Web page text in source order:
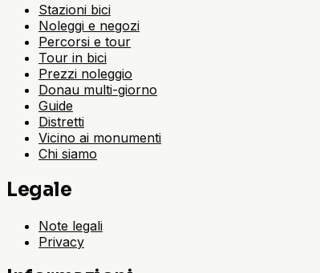
Stazioni bici
Noleggi e negozi
Percorsi e tour
Tour in bici
Prezzi noleggio
Donau multi-giorno
Guide
Distretti
Vicino ai monumenti
Chi siamo
Legale
Note legali
Privacy